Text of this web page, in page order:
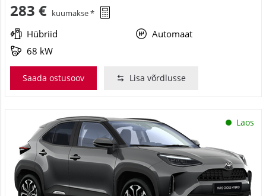
283 € kuumakse *
Hübriid
Automaat
68 kW
Saada ostusoov Lisa võrdlusse
Laos